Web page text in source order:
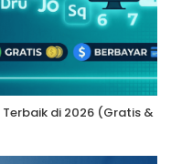
di 2026 (Gratis &